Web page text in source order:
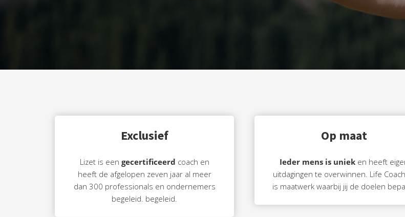
Exclusief
Lizet is een gecertificeerd coach en
heeft de afgelopen zeven jaar al meer
dan 300 professionals en ondernemers
begeleid. begeleid.
Op maat
Ieder mens is uniek en heeft
uitdagingen te overwinnen. Life
is maatwerk waarbij jij de doelen